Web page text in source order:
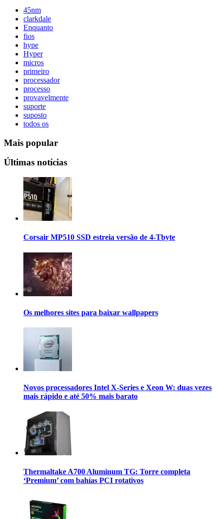
45nm
clarkdale
Enquanto
fios
hype
Hyper
micros
primeiro
processador
processo
provavelmente
suporte
suposto
todos os
Mais popular
Últimas notícias
Corsair MP510 SSD estreia versão de 4-Tbyte
Os melhores sites para baixar wallpapers
Novos processadores Intel X-Series e Xeon W: duas vezes
mais rápido e até 50% mais barato
Thermaltake A700 Aluminum TG: Torre completa
‘Premium’ com bahías PCI rotativos